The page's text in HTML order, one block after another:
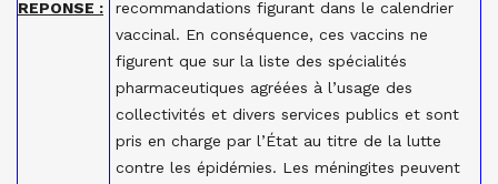
REPONSE :
recommandations figurant dans le calendrier
vaccinal. En conséquence, ces vaccins ne
figurent que sur la liste des spécialités
pharmaceutiques agréées à l’usage des
collectivités et divers services publics et sont
pris en charge par l’État au titre de la lutte
contre les épidémies. Les méningites peuvent